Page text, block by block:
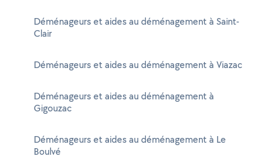
Déménageurs et aides au déménagement à Saint-
Clair
Déménageurs et aides au déménagement à Viazac
Déménageurs et aides au déménagement à
Gigouzac
Déménageurs et aides au déménagement à Le
Boulvé